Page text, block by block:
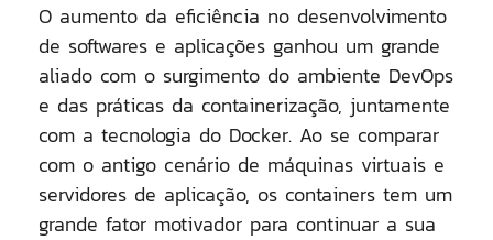
O aumento da eficiência no desenvolvimento
de softwares e aplicações ganhou um grande
aliado com o surgimento do ambiente DevOps
e das práticas da containerização, juntamente
com a tecnologia do Docker. Ao se comparar
com o antigo cenário de máquinas virtuais e
servidores de aplicação, os containers tem um
grande fator motivador para continuar a sua